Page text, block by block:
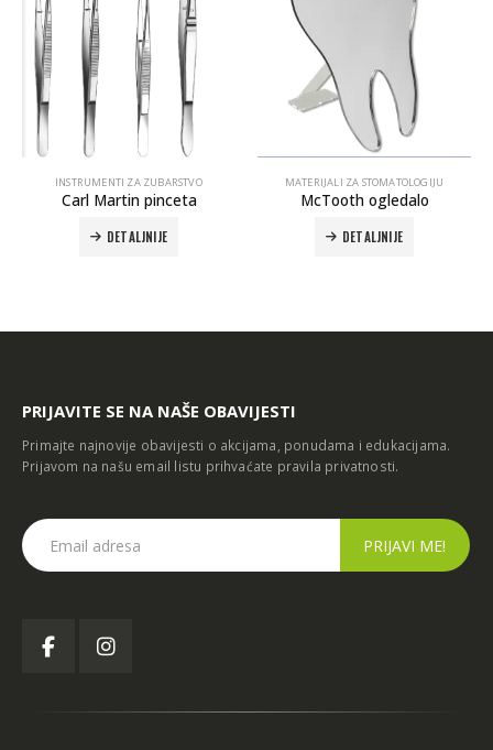
ZA ZUBARSTVO
Martin pinceta
DETALJNIJE
MATERIJALI ZA STOMATOLOGIJU
McTooth ogledalo
DETALJNIJE
PRIJAVITE SE NA NAŠE OBAVIJESTI
Primajte najnovije obavijesti o akcijama, ponudama i edukacijama.
Prijavom na našu email listu prihvaćate pravila privatnosti.